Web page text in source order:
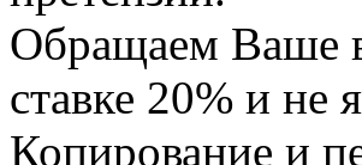
Обращаем Ваше
ставке 20% и не
Копирование и